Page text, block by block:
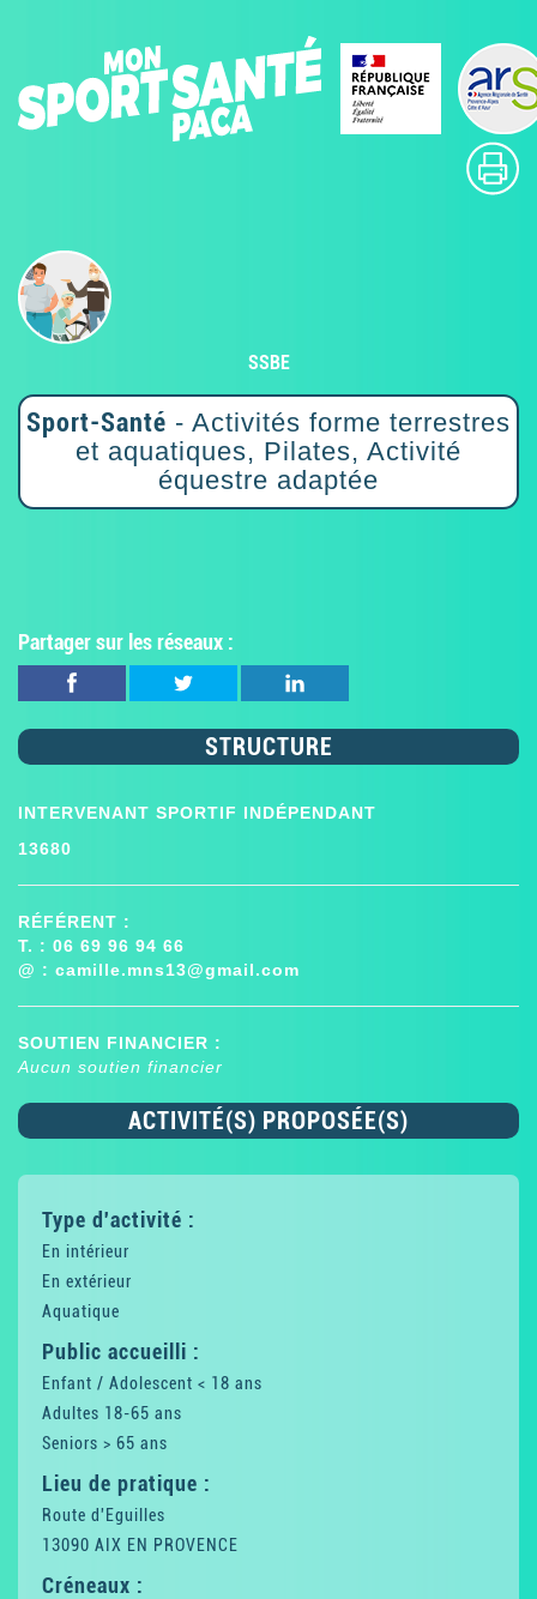
SSBE
Sport-Santé - Activités forme terrestres
et aquatiques, Pilates, Activité
équestre adaptée
Partager sur les réseaux :
STRUCTURE
INTERVENANT SPORTIF INDÉPENDANT
13680
RÉFÉRENT :
T. : 06 69 96 94 66
@ : camille.mns13@gmail.com
SOUTIEN FINANCIER :
Aucun soutien financier
ACTIVITÉ(S) PROPOSÉE(S)
Type d'activité :
En intérieur
En extérieur
Aquatique
Public accueilli :
Enfant / Adolescent < 18 ans
Adultes 18-65 ans
Seniors > 65 ans
Lieu de pratique :
Route d'Eguilles
13090 AIX EN PROVENCE
Créneaux :